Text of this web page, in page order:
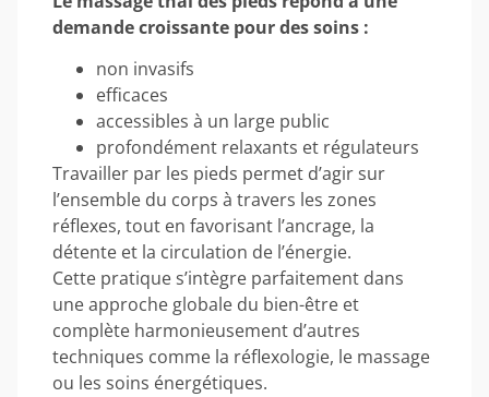
demande croissante pour des soins :
non invasifs
efficaces
accessibles à un large public
profondément relaxants et régulateurs
Travailler par les pieds permet d’agir sur
l’ensemble du corps à travers les zones
réflexes, tout en favorisant l’ancrage, la
détente et la circulation de l’énergie.
Cette pratique s’intègre parfaitement dans
une approche globale du bien-être et
complète harmonieusement d’autres
techniques comme la réflexologie, le massage
ou les soins énergétiques.